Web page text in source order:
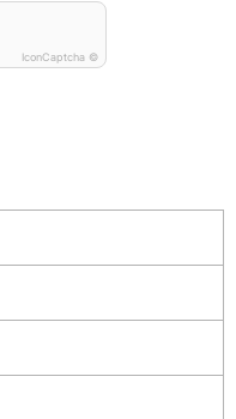
IconCaptcha ©